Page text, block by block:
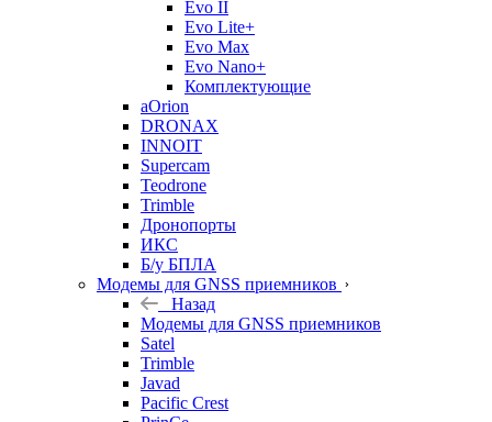
Evo II
Evo Lite+
Evo Max
Evo Nano+
Комплектующие
aOrion
DRONAX
INNOIT
Supercam
Teodrone
Trimble
Дронопорты
ИКС
Б/у БПЛА
Модемы для GNSS приемников
Назад
Модемы для GNSS приемников
Satel
Trimble
Javad
Pacific Crest